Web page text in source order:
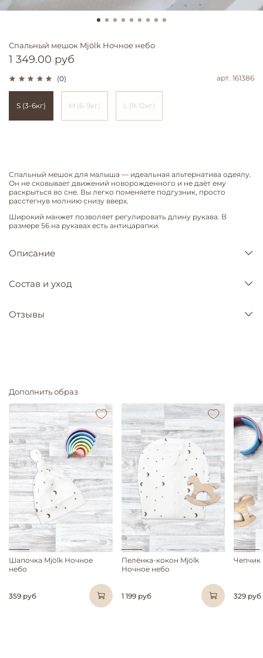
(0) арт. 161386
Спальный мешок Mjölk Ночное небо
1 349.00 руб
S (3-6кг) M (6-9кг) L (9-12кг)
Спальный мешок для малыша — идеальная альтернатива одеялу.
Он не сковывает движений новорожденного и не даёт ему
раскрыться во сне. Вы легко поменяете подгузник, просто
расстегнув молнию снизу вверх.
Широкий манжет позволяет регулировать длину рукава. В
размере 56 на рукавах есть антицарапки.
Описание
Состав и уход
Отзывы
Дополнить образ
Шапочка Mjölk Ночное
небо
359 руб
Пелёнка-кокон Mjölk
Ночное небо
1 199 руб
Чепчик
329 руб